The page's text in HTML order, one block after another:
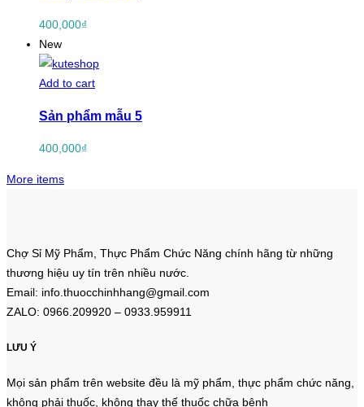
400,000₫
New
Add to cart
Sản phẩm mẫu 5
400,000₫
More items
Chợ Sỉ Mỹ Phẩm, Thực Phẩm Chức Năng chính hãng từ những
thương hiệu uy tín trên nhiều nước.
Email: info.thuocchinhhang@gmail.com
ZALO: 0966.209920 – 0933.959911
LƯU Ý
Mọi sản phẩm trên website đều là mỹ phẩm, thực phẩm chức năng,
không phải thuốc, không thay thế thuốc chữa bệnh